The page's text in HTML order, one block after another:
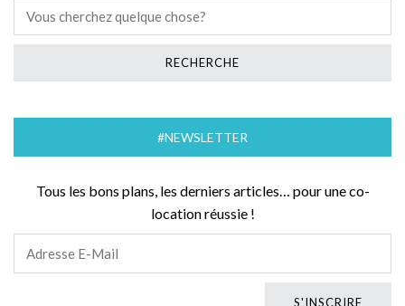
#NEWSLETTER
Tous les bons plans, les derniers articles… pour une co-
location réussie !